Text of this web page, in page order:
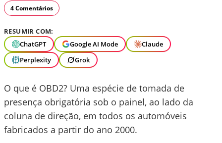
4 Comentários
RESUMIR COM:
ChatGPT
Google AI Mode
Claude
Perplexity
Grok
O que é OBD2? Uma espécie de tomada de
presença obrigatória sob o painel, ao lado da
coluna de direção, em todos os automóveis
fabricados a partir do ano 2000.